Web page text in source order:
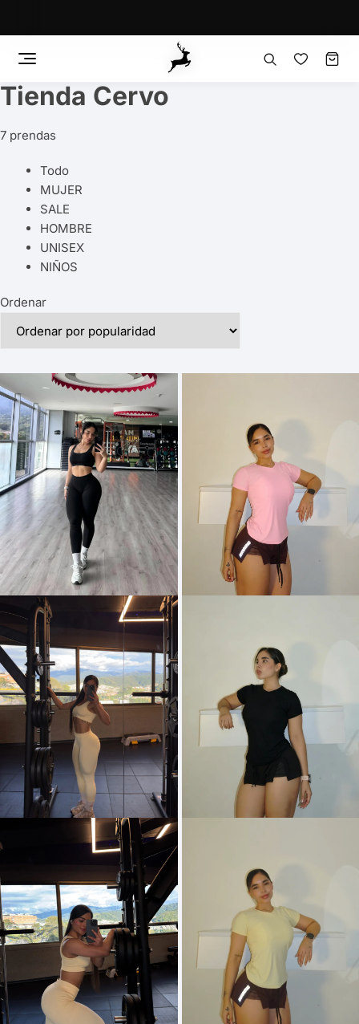
Saltar
al
contenido
Tienda Cervo
7 prendas
Todo
MUJER
SALE
HOMBRE
UNISEX
NIÑOS
Ordenar